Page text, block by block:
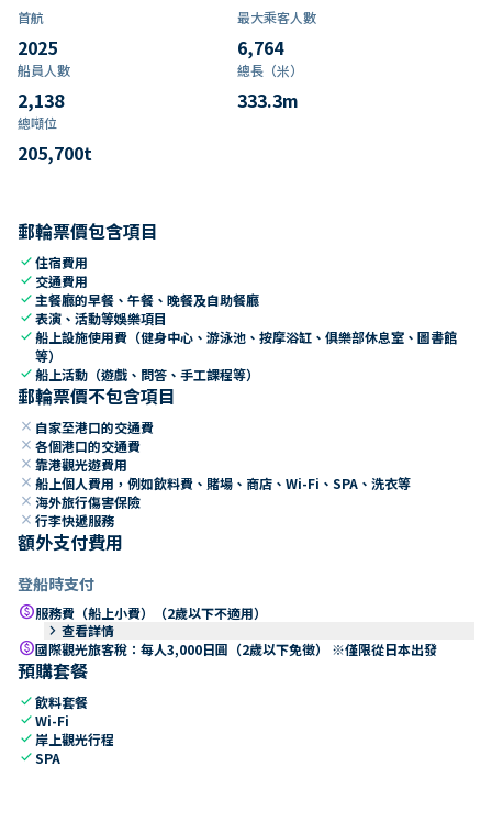
首航
2025
最大乘客人數
6,764
船員人數
2,138
總長（米）
333.3m
總噸位
205,700t
郵輪票價包含項目
check住宿費用
check 交通費用
check 主餐廳的早餐、午餐、晚餐及自助餐廳
check表演、活動等娛樂項目
check船上設施使用費（健身中心、游泳池、按摩浴缸、俱樂部休息室、圖書館
等）
check船上活動（遊戲、問答、手工課程等）
郵輪票價不包含項目
close 自家至港口的交通費
close 各個港口的交通費
close 靠港觀光遊費用
close 船上個人費用，例如飲料費、賭場、商店、Wi-Fi、SPA、洗衣等
close 海外旅行傷害保險
close 行李快遞服務
額外支付費用
登船時支付
paid服務費（船上小費）（2歲以下不適用）
keyboard_arrow_right 查看詳情
paid國際觀光旅客稅：每人3,000日圓（2歲以下免徵） ※僅限從日本出發
預購套餐
check飲料套餐
checkWi-Fi
check 岸上觀光行程
checkSPA